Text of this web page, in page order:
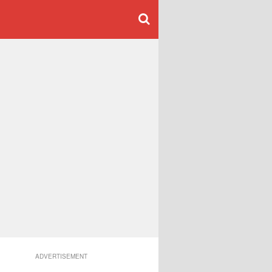
ADVERTISEMENT